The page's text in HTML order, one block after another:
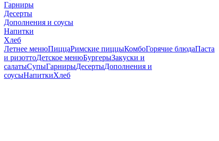
Гарниры
Десерты
Дополнения и соусы
Напитки
Хлеб
Летнее менюПиццаРимские пиццыКомбоГорячие блюдаПаста
и ризоттоДетское менюБургерыЗакуски и
салатыСупыГарнирыДесертыДополнения и
соусыНапиткиХлеб